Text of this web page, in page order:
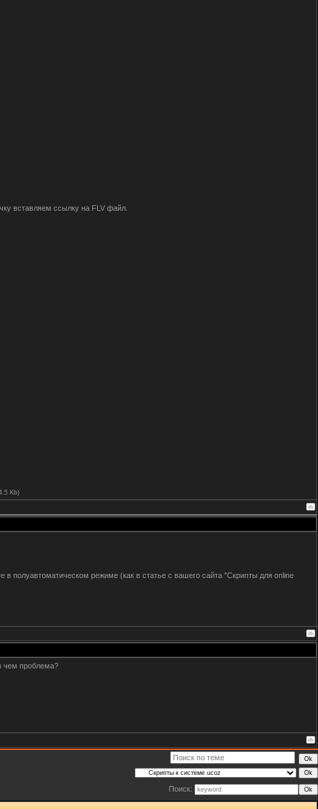
вставляем ссылку на FLV файл.
Kb)
в полуавтоматическом режиме (как в статье с вашего сайта "Скрипты для online
чем проблема?
Поиск: